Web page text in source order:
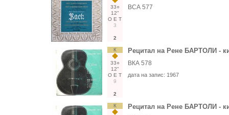
33○
12"
О Е Т
3
2
ВСА 577
К
33○
12"
О Е Т
9
2
Рецитал на Рене БАРТОЛИ -
ВКА 578
дата на запис: 1967
К Рецитал на Рене БАРТОЛИ -